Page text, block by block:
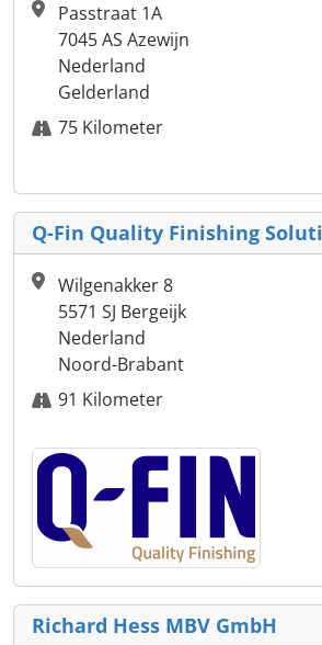
Passtraat 1A
7045 AS Azewijn
Nederland
Gelderland
75 Kilometer
Q-Fin Quality Finishing
Wilgenakker 8
5571 SJ Bergeijk
Nederland
Noord-Brabant
91 Kilometer
Richard Hess MBV GmbH